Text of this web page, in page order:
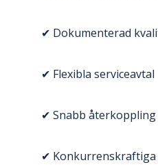
✔ Dokumenterad
✔ Flexibla serviceavtal
✔ Snabb återkoppling
✔